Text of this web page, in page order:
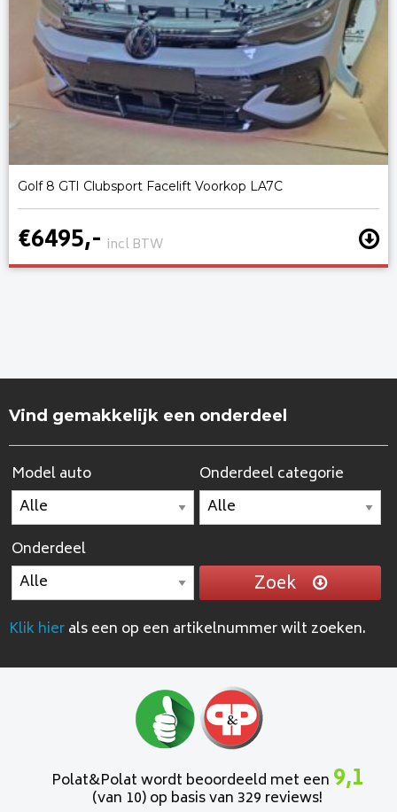
Golf 8 GTI Clubsport Facelift Voorkop LA7C
€6495,- incl BTW
Vind gemakkelijk een onderdeel
Model auto Onderdeel categorie
Onderdeel
Zoek
Klik hierals een op een artikelnummer wilt zoeken.
Polat&Polat wordt beoordeeld met een 9,1
(van 10) op basis van 329 reviews!